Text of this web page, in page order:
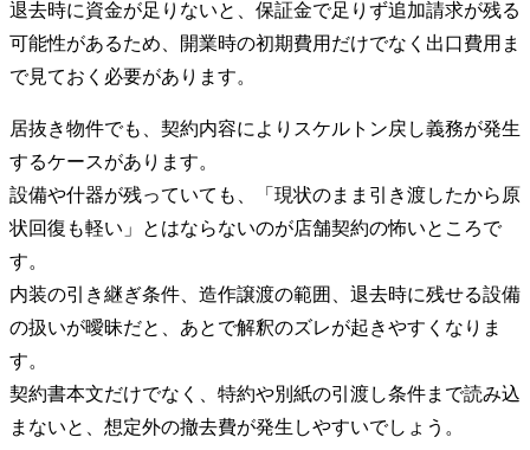
退去時に資金が足りないと、保証金で足りず追加請求が残る
可能性があるため、開業時の初期費用だけでなく出口費用ま
で見ておく必要があります。
居抜き物件でも、契約内容によりスケルトン戻し義務が発生
するケースがあります。
設備や什器が残っていても、「現状のまま引き渡したから原
状回復も軽い」とはならないのが店舗契約の怖いところで
す。
内装の引き継ぎ条件、造作譲渡の範囲、退去時に残せる設備
の扱いが曖昧だと、あとで解釈のズレが起きやすくなりま
す。
契約書本文だけでなく、特約や別紙の引渡し条件まで読み込
まないと、想定外の撤去費が発生しやすいでしょう。